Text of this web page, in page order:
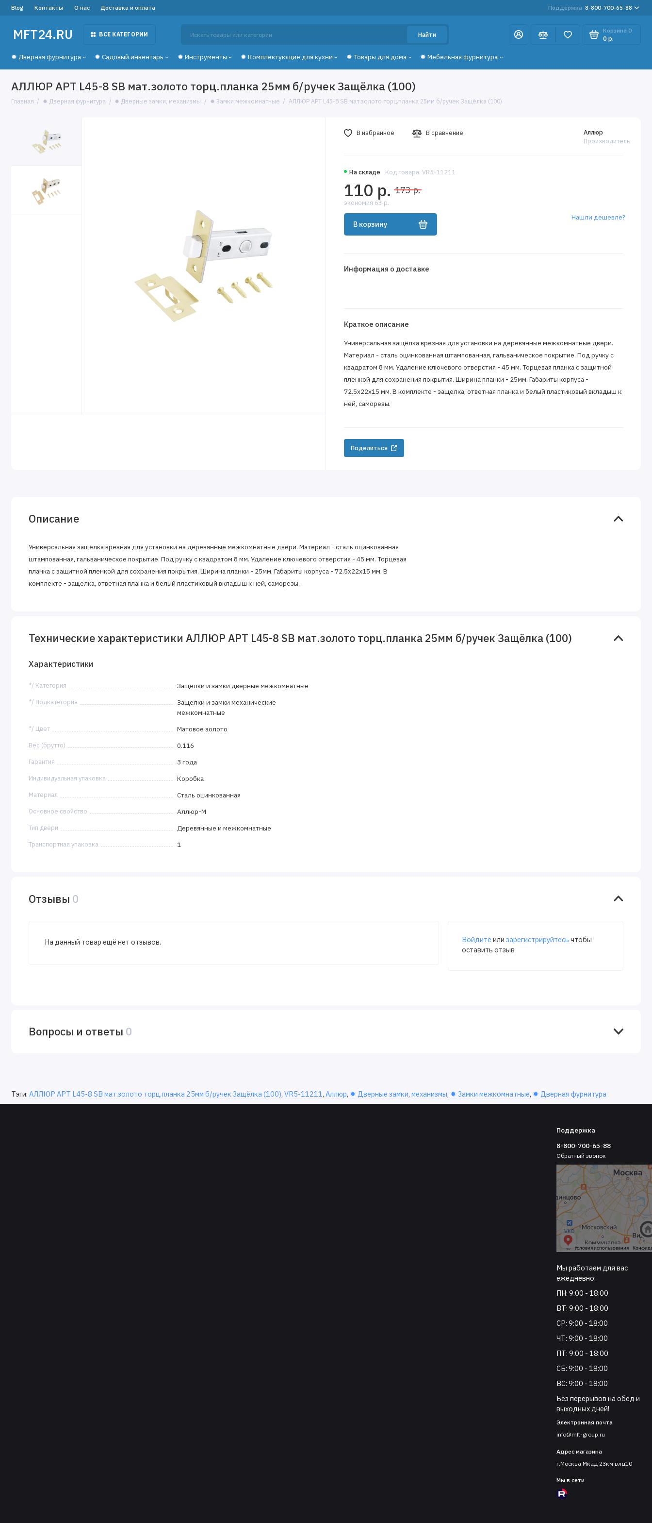
Blog Контакты О нас Доставка и оплата Поддержка 8-800-700-65-88
MFT24.RU ВСЕ КАТЕГОРИИ Найти
Корзина 0
0 р.
✹ Дверная фурнитура ✹ Садовый инвентарь ✹ Инструменты ✹ Комплектующие для кухни ✹ Товары для дома ✹ Мебельная фурнитура
АЛЛЮР АРТ L45-8 SB мат.золото торц.планка 25мм б/ручек Защёлка (100)
Главная ✹ Дверная фурнитура ✹ Дверные замки, механизмы ✹ Замки межкомнатные АЛЛЮР АРТ L45-8 SB мат.золото торц.планка 25мм б/ручек Защёлка (100)
На складе Код товара: VR5-11211
Аллюр
Производитель
110 р. 173 р.
экономия 63 р.
В корзину
Нашли дешевле?
В избранное В сравнение
Информация о доставке
Краткое описание
Универсальная защёлка врезная для установки на деревянные межкомнатные двери.
Материал - сталь оцинкованная штампованная, гальваническое покрытие. Под ручку с
квадратом 8 мм. Удаление ключевого отверстия - 45 мм. Торцевая планка с защитной
пленкой для сохранения покрытия. Ширина планки - 25мм. Габариты корпуса -
72.5х22х15 мм. В комплекте - защелка, ответная планка и белый пластиковый вкладыш к
ней, саморезы.
Поделиться
Описание
Универсальная защёлка врезная для установки на деревянные межкомнатные двери. Материал - сталь оцинкованная
штампованная, гальваническое покрытие. Под ручку с квадратом 8 мм. Удаление ключевого отверстия - 45 мм. Торцевая
планка с защитной пленкой для сохранения покрытия. Ширина планки - 25мм. Габариты корпуса - 72.5х22х15 мм. В
комплекте - защелка, ответная планка и белый пластиковый вкладыш к ней, саморезы.
Технические характеристики АЛЛЮР АРТ L45-8 SB мат.золото торц.планка 25мм б/ручек Защёлка (100)
Характеристики
*/ Категория Защёлки и замки дверные межкомнатные
*/ Подкатегория
Защелки и замки механические
межкомнатные
*/ Цвет Матовое золото
Вес (брутто) 0.116
Гарантия 3 года
Индивидуальная упаковка Коробка
Материал Сталь оцинкованная
Основное свойство Аллюр-М
Тип двери Деревянные и межкомнатные
Транспортная упаковка 1
Отзывы 0
На данный товар ещё нет отзывов. Войдите или зарегистрируйтесь чтобы
оставить отзыв
Вопросы и ответы 0
Тэги: АЛЛЮР АРТ L45-8 SB мат.золото торц.планка 25мм б/ручек Защёлка (100), VR5-11211, Аллюр, ✹ Дверные замки, механизмы, ✹ Замки межкомнатные, ✹ Дверная фурнитура
Поддержка
8-800-700-65-88
Обратный звонок
Мы работаем для вас
ежедневно:
ПН: 9:00 - 18:00
ВТ: 9:00 - 18:00
СР: 9:00 - 18:00
ЧТ: 9:00 - 18:00
ПТ: 9:00 - 18:00
СБ: 9:00 - 18:00
ВС: 9:00 - 18:00
Без перерывов на обед и
выходных дней!
Электронная почта
info@mft-group.ru
Адрес магазина
г.Москва Мкад 23км влд10
Мы в сети